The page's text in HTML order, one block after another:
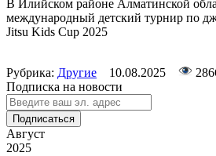
В Илийском районе Алматинской
международный детский турнир по
Jitsu Kids Cup 2025
Рубрика: Другие 10.08.2025
Подписка на новости
Подписаться
Август
2025